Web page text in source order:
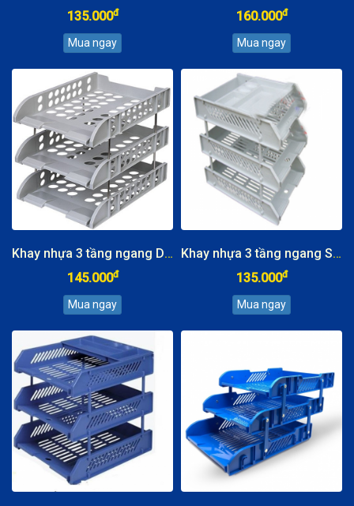
135.000đ
160.000đ
Khay nhựa 3 tầng ngang Deli
145.000đ
Khay nhựa 3 tầng ngang Shuter
135.000đ